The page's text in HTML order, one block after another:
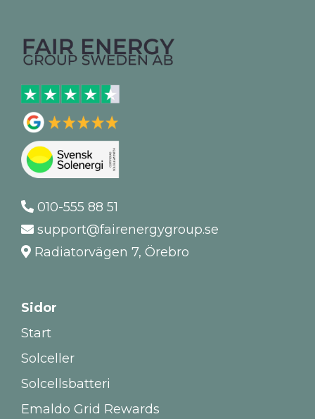
010-555 88 51
support@fairenergygroup.se
Radiatorvägen 7, Örebro
Sidor
Start
Solceller
Solcellsbatteri
Emaldo Grid Rewards